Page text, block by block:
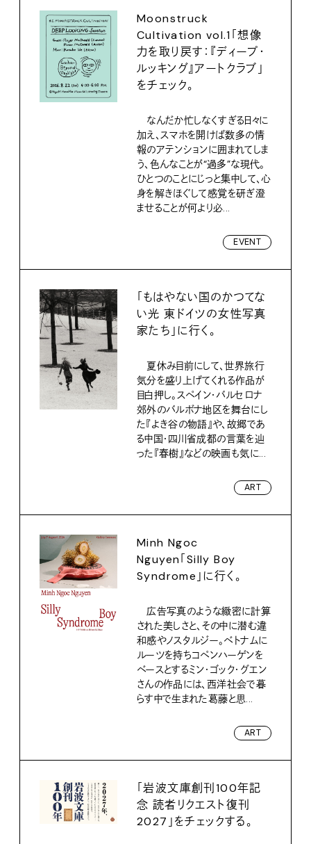
Moonstruck
Cultivation vol.1「想像
力を取り戻す：『ディープ・
ルッキング』アートクラブ」
をチェック。
なんだか忙しなくすぎる日々に
加え、スマホを開けば数多の情
報のアテンションに囲まれてしま
う、色んなことが“過多”な現代。
ひとつのことにじっと集中して、心
身を解きほぐして感覚を研ぎ澄
ませることが何より必...
EVENT
「もはやない国のかつてな
い光 東ドイツの女性写真
家たち」に行く。
夏休み目前にして、世界旅行
気分を盛り上げてくれる作品が
目白押し。スペイン・バルセロナ
郊外のバルボナ地区を舞台にし
た『よき谷の物語』や、故郷であ
る中国・四川省成都の言葉を辿
った『春樹』などの映画も気に...
ART
Minh Ngoc
Nguyen「Silly Boy
Syndrome」に行く。
広告写真のような緻密に計算
された美しさと、その中に潜む違
和感やノスタルジー。ベトナムに
ルーツを持ちコペンハーゲンを
ベースとするミン・ゴック・グエン
さんの作品には、西洋社会で暮
らす中で生まれた葛藤と思...
ART
「岩波文庫創刊100年記
念 読者リクエスト復刊
2027」をチェックする。